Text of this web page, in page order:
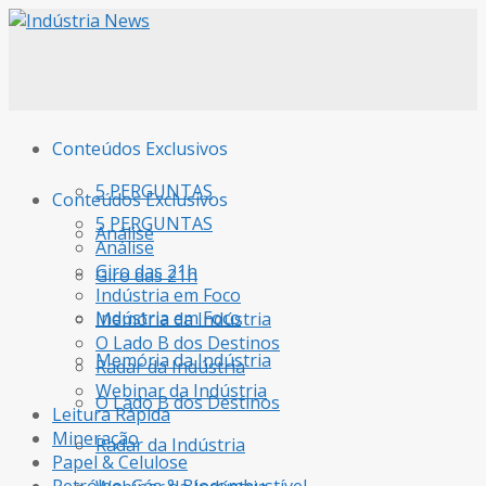
Conteúdos Exclusivos
5 PERGUNTAS
Análise
Giro das 21h
Indústria em Foco
Memória da Indústria
O Lado B dos Destinos
Radar da Indústria
Conteúdos Exclusivos
5 PERGUNTAS
Análise
Giro das 21h
Indústria em Foco
Memória da Indústria
O Lado B dos Destinos
Radar da Indústria
Webinar da Indústria
Leitura Rápida
Mineração
Papel & Celulose